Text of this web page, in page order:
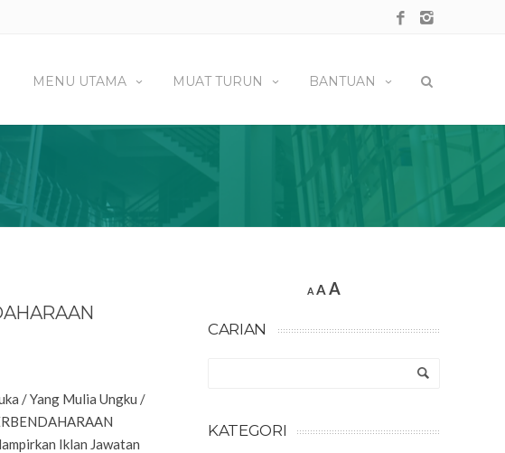
MENU UTAMA MUAT TURUN BANTUAN
/ Yang Mulia Ungku /
Iklan Jawatan
A A A
CARIAN
KATEGORI